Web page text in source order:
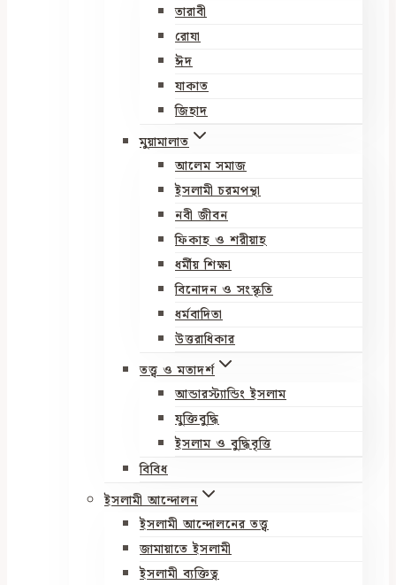
তারাবী
রোযা
ঈদ
যাকাত
জিহাদ
মুয়ামালাত
আলেম সমাজ
ইসলামী চরমপন্থা
নবী জীবন
ফিকাহ ও শরীয়াহ
ধর্মীয় শিক্ষা
বিনোদন ও সংস্কৃতি
ধর্মবাদিতা
উত্তরাধিকার
তত্ত্ব ও মতাদর্শ
আন্ডারস্ট্যান্ডিং ইসলাম
যুক্তিবুদ্ধি
ইসলাম ও বুদ্ধিবৃত্তি
বিবিধ
ইসলামী আন্দোলন
ইসলামী আন্দোলনের তত্ত্ব
জামায়াতে ইসলামী
ইসলামী ব্যক্তিত্ব